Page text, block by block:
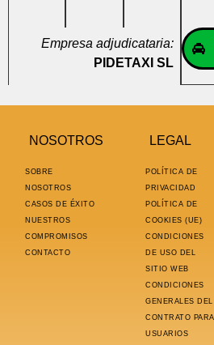
Empresa adjudicataria:
PIDETAXI SL
NOSOTROS
SOBRE
NOSOTROS
CASOS DE ÉXITO
NUESTROS
COMPROMISOS
CONTACTO
LEGAL
POLÍTICA DE
PRIVACIDAD
POLÍTICA DE
COOKIES (UE)
CONDICIONES
DE USO DEL
SITIO WEB
CONDICIONES
GENERALES DEL
CONTRATO PARA
USUARIOS